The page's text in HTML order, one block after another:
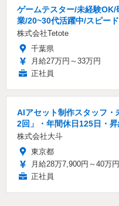
ゲームテスター/未経験
業/20~30代活躍中/スピー
株式会社Tetote
千葉県
月給27万円～33万円
正社員
AIアセット制作スタッフ
2回」・年間休日125日・昇
株式会社大斗
東京都
月給28万7,900円～40万円
正社員